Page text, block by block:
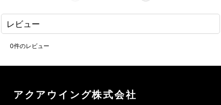
レビュー
0件のレビュー
アクアウイング株式会社